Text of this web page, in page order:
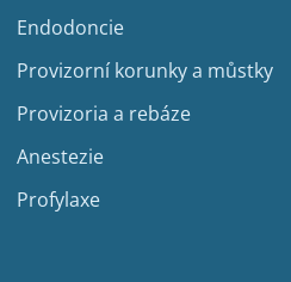
Endodoncie
Provizorní korunky a můstky
Provizoria a rebáze
Anestezie
Profylaxe